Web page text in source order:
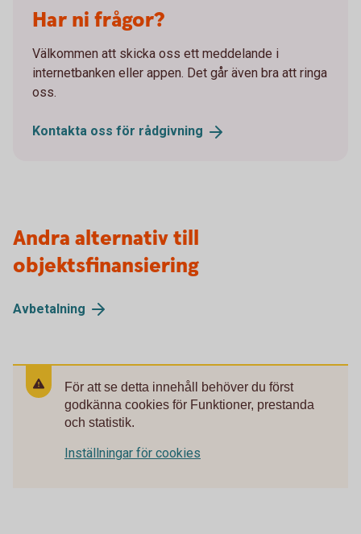
Har ni frågor?
Välkommen att skicka oss ett meddelande i
internetbanken eller appen. Det går även bra att ringa
oss.
Kontakta oss för rådgivning
Andra alternativ till
objektsfinansiering
Avbetalning
För att se detta innehåll behöver du först
godkänna cookies för Funktioner, prestanda
och statistik.
Inställningar för cookies